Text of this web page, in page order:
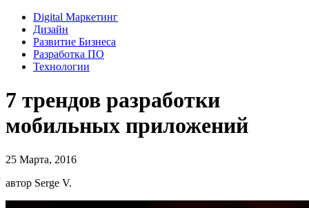
Digital Маркетинг
Дизайн
Развитие Бизнеса
Разработка ПО
Технологии
7 трендов разработки
мобильных приложений
25 Марта, 2016
автор Serge V.